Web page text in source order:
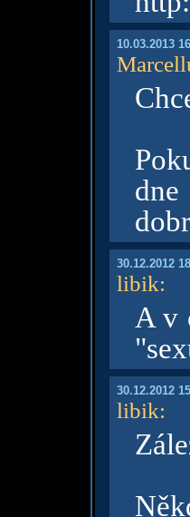
10.03.2013
dne
30.12.2012
libik:
A v
30.12.2012
libik: